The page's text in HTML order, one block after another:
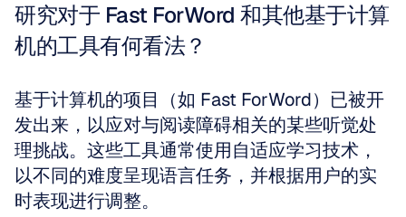
研究对于 Fast ForWord 和其他基于计算
机的工具有何看法？
基于计算机的项目（如 Fast ForWord）已被开
发出来，以应对与阅读障碍相关的某些听觉处
理挑战。这些工具通常使用自适应学习技术，
以不同的难度呈现语言任务，并根据用户的实
时表现进行调整。